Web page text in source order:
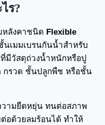
ร?
ลังคาชนิด Flexible
นเมมเบรนกันน้ำสำหรับ
มีวัสดุถ่วงน้ำหนักหรือปู
รวด ชั้นปลูกพืช หรือชั้น
ามยืดหยุ่น ทนต่อสภาพ
อด้วยลมร้อนได้ ทำให้